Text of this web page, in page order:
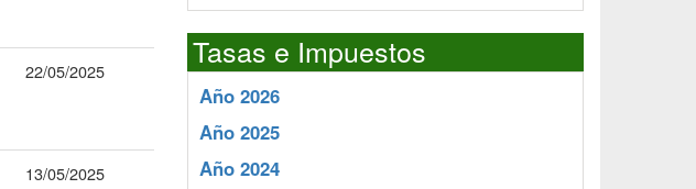
22/05/2025
13/05/2025
Tasas e Impuestos
Año 2026
Año 2025
Año 2024